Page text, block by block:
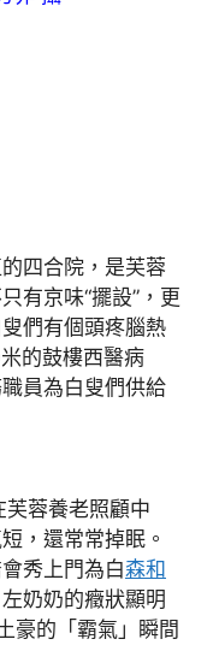
四合院，是芙蓉
有京味“擺設”，更
們有個頭疼腦熱
的鼓樓西醫病
員為白叟們供給
蓉養老照顧中
，還常常掉眠。
秀上門為白森和
奶奶的癥狀顯明
豪的「霸氣」瞬間